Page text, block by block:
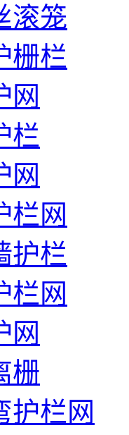
滚笼
栅栏
网
栏
网
栏网
护栏
栏网
网
栅
护栏网